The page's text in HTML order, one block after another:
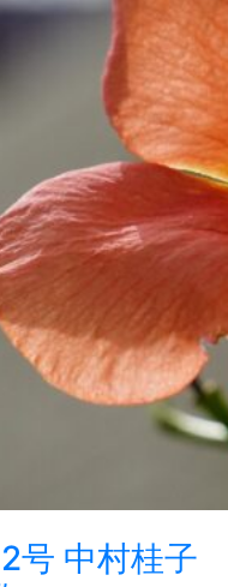
号 中村桂子